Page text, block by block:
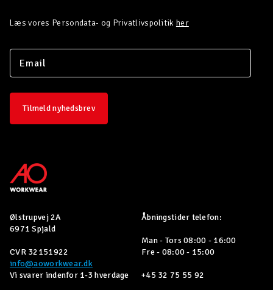
Læs vores Persondata- og Privatlivspolitik her
Tilmeld nyhedsbrev
Ølstrupvej 2A
6971 Spjald
CVR 32151922
info@aoworkwear.dk
Vi svarer indenfor 1-3 hverdage
Åbningstider telefon:
Man - Tors 08:00 - 16:00
Fre - 08:00 - 15:00
+45 32 75 55 92